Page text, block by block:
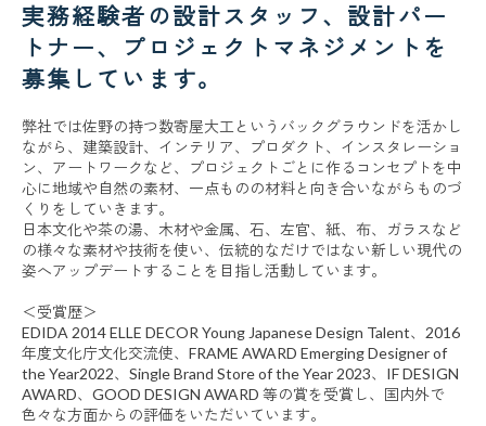
実務経験者の設計スタッフ、設計パー
トナー、プロジェクトマネジメントを
募集しています。
弊社では佐野の持つ数寄屋大工というバックグラウンドを活かし
ながら、建築設計、インテリア、プロダクト、インスタレーショ
ン、アートワークなど、プロジェクトごとに作るコンセプトを中
心に地域や自然の素材、一点ものの材料と向き合いながらものづ
くりをしていきます。
日本文化や茶の湯、木材や金属、石、左官、紙、布、ガラスなど
の様々な素材や技術を使い、伝統的なだけではない新しい現代の
姿へアップデートすることを目指し活動しています。
＜受賞歴＞
EDIDA 2014 ELLE DECOR Young Japanese Design Talent、2016
年度文化庁文化交流使、FRAME AWARD Emerging Designer of
the Year2022、Single Brand Store of the Year 2023、IF DESIGN
AWARD、GOOD DESIGN AWARD 等の賞を受賞し、国内外で
色々な方面からの評価をいただいています。